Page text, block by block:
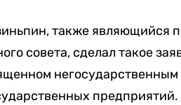
также являющийся
совета, сделал такое
предприятий.